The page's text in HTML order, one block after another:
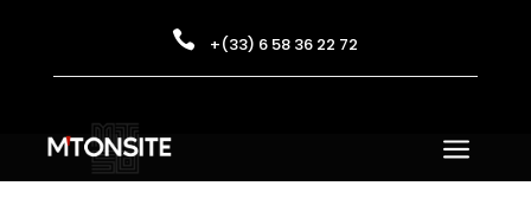
 +(33) 6 58 36 22 72
a